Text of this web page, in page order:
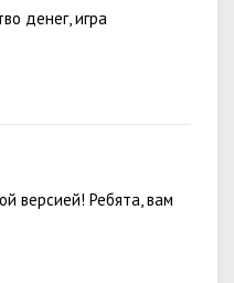
денег, игра
версией! Ребята, вам